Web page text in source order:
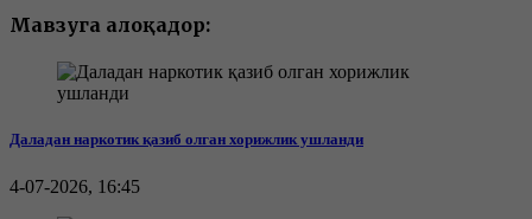
Мавзуга алоқадор:
Даладан наркотик қазиб олган хорижлик ушланди
4-07-2026, 16:45